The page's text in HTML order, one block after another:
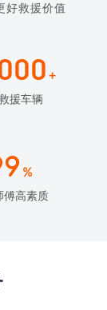
好救援价值
+
援车辆
%
傅高素质